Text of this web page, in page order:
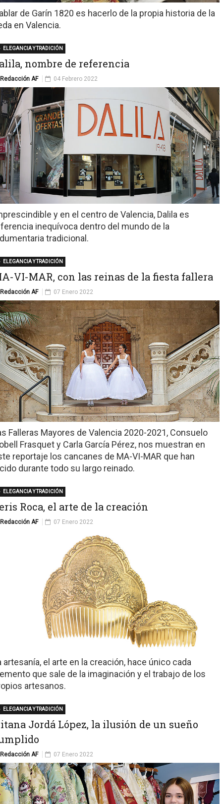
de Garín 1820 es hacerlo de la propia historia de la
en Valencia.
nombre de referencia
Redacción AF
ELEGANCIA Y TRADICIÓN
04 Febrero 2022
y en el centro de Valencia, Dalila es
inequívoca dentro del mundo de la
tradicional.
VI-MAR, con las reinas de la fiesta fallera
Redacción AF
ELEGANCIA Y TRADICIÓN
07 Enero 2022
Falleras Mayores de Valencia 2020-2021, Consuelo
Frasquet y Carla García Pérez, nos muestran en
reportaje los cancanes de MA-VI-MAR que han
durante todo su largo reinado.
Roca, el arte de la creación
Redacción AF
ELEGANCIA Y TRADICIÓN
07 Enero 2022
artesanía, el arte en la creación, hace único cada
que sale de la imaginación y el trabajo de los
artesanos.
Jordá López, la ilusión de un sueño
Redacción AF
ELEGANCIA Y TRADICIÓN
07 Enero 2022